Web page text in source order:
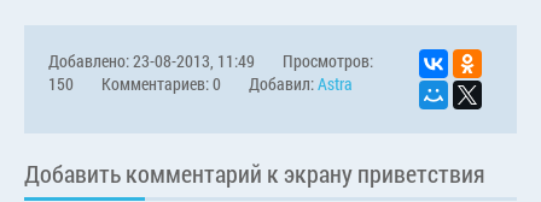
Добавлено: 23-08-2013, 11:49
Просмотров:
150
Комментариев: 0 Добавил:Astra
Добавить комментарий к экрану приветствия